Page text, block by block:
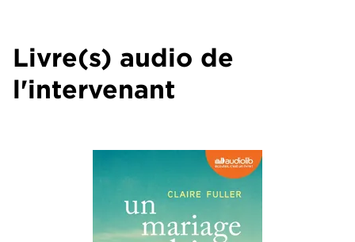
Livre(s) audio de
l'intervenant